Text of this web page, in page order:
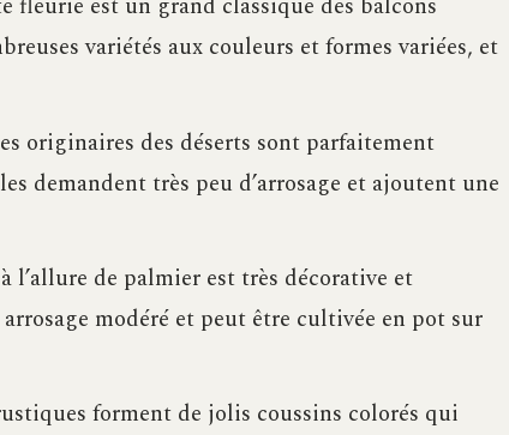
fleurie est un grand classique des balcons
variétés aux couleurs et formes variées, et
originaires des déserts sont parfaitement
demandent très peu d’arrosage et ajoutent une
l’allure de palmier est très décorative et
modéré et peut être cultivée en pot sur
forment de jolis coussins colorés qui